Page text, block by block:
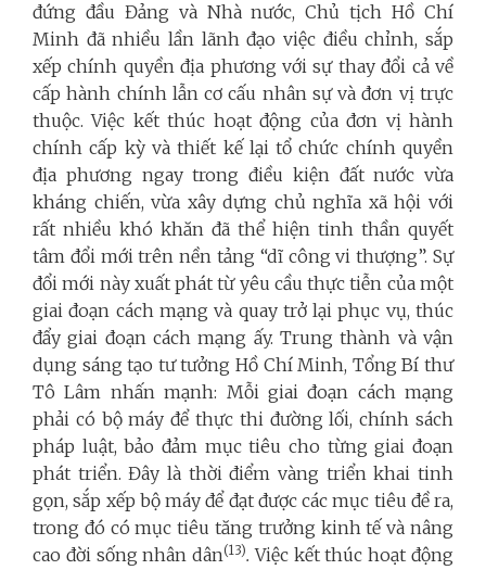
đứng đầu Đảng và Nhà nước, Chủ tịch Hồ Chí
Minh đã nhiều lần lãnh đạo việc điều chỉnh, sắp
xếp chính quyền địa phương với sự thay đổi cả về
cấp hành chính lẫn cơ cấu nhân sự và đơn vị trực
thuộc. Việc kết thúc hoạt động của đơn vị hành
chính cấp kỳ và thiết kế lại tổ chức chính quyền
địa phương ngay trong điều kiện đất nước vừa
kháng chiến, vừa xây dựng chủ nghĩa xã hội với
rất nhiều khó khăn đã thể hiện tinh thần quyết
tâm đổi mới trên nền tảng “dĩ công vi thượng”. Sự
đổi mới này xuất phát từ yêu cầu thực tiễn của một
giai đoạn cách mạng và quay trở lại phục vụ, thúc
đẩy giai đoạn cách mạng ấy. Trung thành và vận
dụng sáng tạo tư tưởng Hồ Chí Minh, Tổng Bí thư
Tô Lâm nhấn mạnh: Mỗi giai đoạn cách mạng
phải có bộ máy để thực thi đường lối, chính sách
pháp luật, bảo đảm mục tiêu cho từng giai đoạn
phát triển. Đây là thời điểm vàng triển khai tinh
gọn, sắp xếp bộ máy để đạt được các mục tiêu đề ra,
trong đó có mục tiêu tăng trưởng kinh tế và nâng
cao đời sống nhân dân(13).Việc kết thúc hoạt động